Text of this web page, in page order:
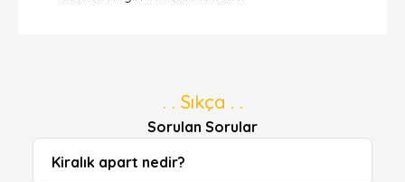
DETAYLI ARAMA
Sadece İndirimli Seçenekler
. . Sıkça . .
Sorulan Sorular
Kiralık apart nedir?